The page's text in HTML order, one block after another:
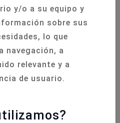
y/o a su equipo y
sobre sus
lo que
navegación, a
relevante y a
de usuario.